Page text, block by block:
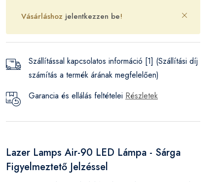
Vásárláshoz jelentkezzen be!
Szállítással kapcsolatos információ [1] (Szállítási díj
számítás a termék árának megfelelően)
Garancia és ellálás feltételei Részletek
Lazer Lamps Air-90 LED Lámpa - Sárga
Figyelmeztető Jelzéssel